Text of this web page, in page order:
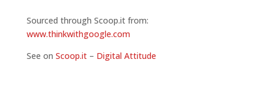
Sourced through Scoop.it from:
www.thinkwithgoogle.com
See on Scoop.it– Digital Attitude